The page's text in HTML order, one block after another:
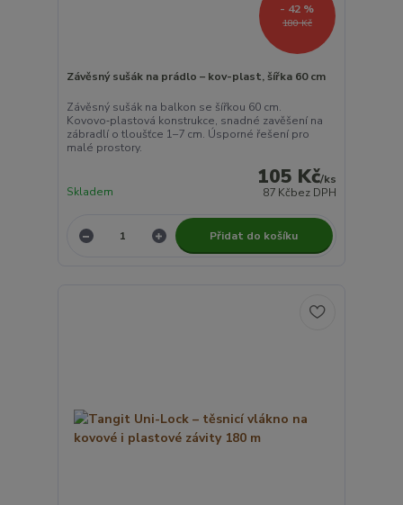
180 Kč
- 42 %
Závěsný sušák na prádlo – kov-plast, šířka 60 cm
Závěsný sušák na balkon se šířkou 60 cm.
Kovovo‑plastová konstrukce, snadné zavěšení na
zábradlí o tloušťce 1–7 cm. Úsporné řešení pro
malé prostory.
105 Kč/ks
87 Kčbez DPH
Skladem
Přidat do košíku